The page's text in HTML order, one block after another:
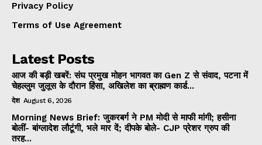
Privacy Policy
Terms of Use Agreement
Latest Posts
आज की बड़ी खबरें: संघ प्रमुख मोहन भागवत का Gen Z से संवाद, पटना में
चेहल्लुम जुलूस के दौरान हिंसा, अखिलेश का ब्राह्मण कार्ड...
देश August 6, 2026
Morning News Brief: जुकरबर्ग ने PM मोदी से माफी मांगी; हसीना
बोलीं- बांग्लादेश लौटूंगी, भले मार दें; दीपके बोले- CJP प्रेशर ग्रुप की
तरह...